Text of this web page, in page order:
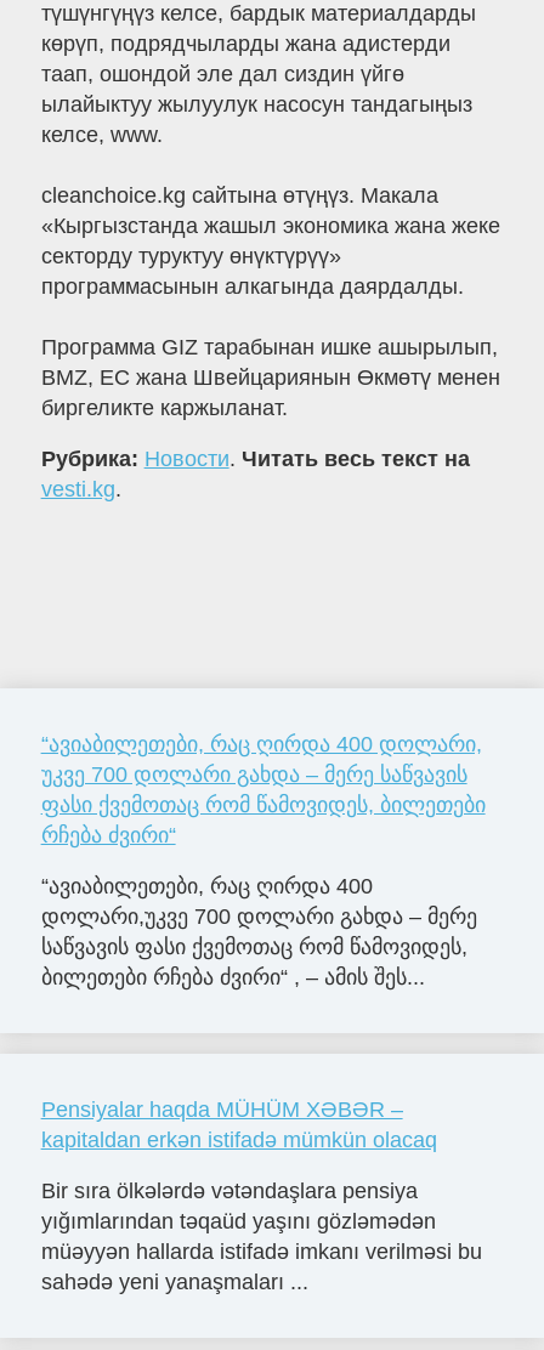
түшүнгүңүз келсе, бардык материалдарды
көрүп, подрядчыларды жана адистерди
таап, ошондой эле дал сиздин үйгө
ылайыктуу жылуулук насосун тандагыңыз
келсе, www.
cleanchoiсe.kg сайтына өтүңүз. Макала
«Кыргызстанда жашыл экономика жана жеке
секторду туруктуу өнүктүрүү»
программасынын алкагында даярдалды.
Программа GIZ тарабынан ишке ашырылып,
BMZ, ЕС жана Швейцариянын Өкмөтү менен
биргеликте каржыланат.
Рубрика: Новости. Читать весь текст на
vesti.kg.
“ავიაბილეთები, რაც ღირდა 400 დოლარი,
უკვე 700 დოლარი გახდა – მერე საწვავის
ფასი ქვემოთაც რომ წამოვიდეს, ბილეთები
რჩება ძვირი“
“ავიაბილეთები, რაც ღირდა 400
დოლარი,უკვე 700 დოლარი გახდა – მერე
საწვავის ფასი ქვემოთაც რომ წამოვიდეს,
ბილეთები რჩება ძვირი“ , – ამის შეს...
Pensiyalar haqda MÜHÜM XƏBƏR –
kapitaldan erkən istifadə mümkün olacaq
Bir sıra ölkələrdə vətəndaşlara pensiya
yığımlarından təqaüd yaşını gözləmədən
müəyyən hallarda istifadə imkanı verilməsi bu
sahədə yeni yanaşmaları ...